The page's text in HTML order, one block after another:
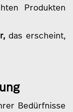
Produkten
das erscheint,
Bedürfnisse